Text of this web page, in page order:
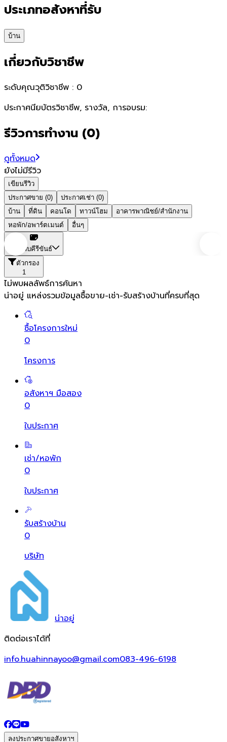
ประเภทอสังหาที่รับ
บ้าน
เกี่ยวกับวิชาชีพ
ระดับคุณวุติวิชาชีพ : 0
ประกาศนียบัตรวิชาชีพ, รางวัล, การอบรม:
รีวิวการทำงาน (0)
ดูทั้งหมด
ยังไม่มีรีวิว
เขียนรีวิว
ประกาศขาย (0)
ประกาศเช่า (0)
บ้าน
ที่ดิน คอนโด ทาวน์โฮม
อาคารพาณิชย์/สำนักงาน
หอพัก/อพาร์ตเมนต์
อื่นๆ
ประจวบคีรีขันธ์
ตัวกรอง
1
ไม่พบผลลัพธ์การค้นหา
น่าอยู่ แหล่งรวมข้อมูลซื้อขาย-เช่า-รับสร้างบ้านที่ครบที่สุด
ซื้อโครงการใหม่
0
โครงการ
อสังหาฯ มือสอง
0
ใบประกาศ
เช่า/หอพัก
0
ใบประกาศ
รับสร้างบ้าน
0
บริษัท
น่าอยู่
ติดต่อเราได้ที่
info.huahinnayoo@gmail.com083-496-6198
ลงประกาศขายอสังหาฯ